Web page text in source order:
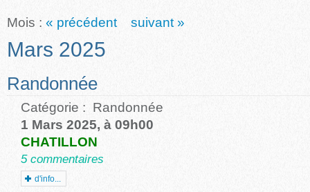
Mois : « précédent suivant »
Mars 2025
Randonnée
Catégorie : Randonnée
1 Mars 2025, à 09h00
CHATILLON
5 commentaires
d'info...